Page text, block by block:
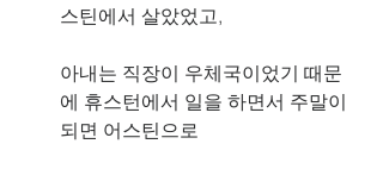
스틴에서 살았었고,
아내는 직장이 우체국이었기 때문
에 휴스턴에서 일을 하면서 주말이
되면 어스틴으로